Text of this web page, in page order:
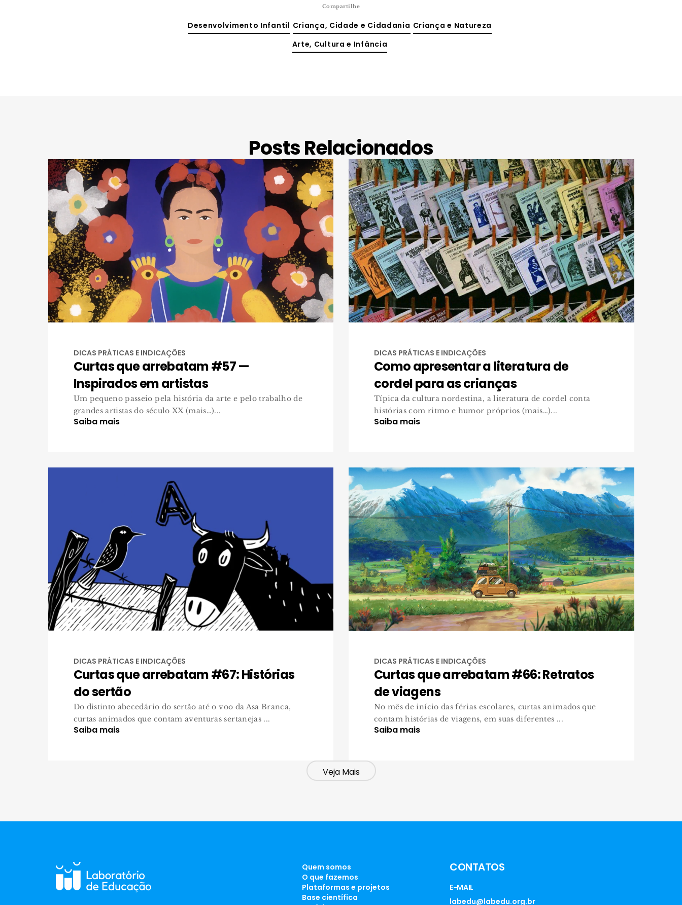
Compartilhe
Desenvolvimento Infantil Criança, Cidade e Cidadania Criança e Natureza
Arte, Cultura e Infância
Posts Relacionados
DICAS PRÁTICAS E INDICAÇÕES
Curtas que arrebatam #57 —
Inspirados em artistas
Um pequeno passeio pela história da arte e pelo trabalho de
grandes artistas do século XX (mais…)...
Saiba mais
DICAS PRÁTICAS E INDICAÇÕES
Como apresentar a literatura de
cordel para as crianças
Típica da cultura nordestina, a literatura de cordel conta
histórias com ritmo e humor próprios (mais…)...
Saiba mais
DICAS PRÁTICAS E INDICAÇÕES
Curtas que arrebatam #67: Histórias
do sertão
Do distinto abecedário do sertão até o voo da Asa Branca,
curtas animados que contam aventuras sertanejas ...
Saiba mais
DICAS PRÁTICAS E INDICAÇÕES
Curtas que arrebatam #66: Retratos
de viagens
No mês de início das férias escolares, curtas animados que
contam histórias de viagens, em suas diferentes ...
Saiba mais
Veja Mais
Quem somos
O que fazemos
Plataformas e projetos
Base científica
CONTATOS
E-MAIL
labedu@labedu.org.br